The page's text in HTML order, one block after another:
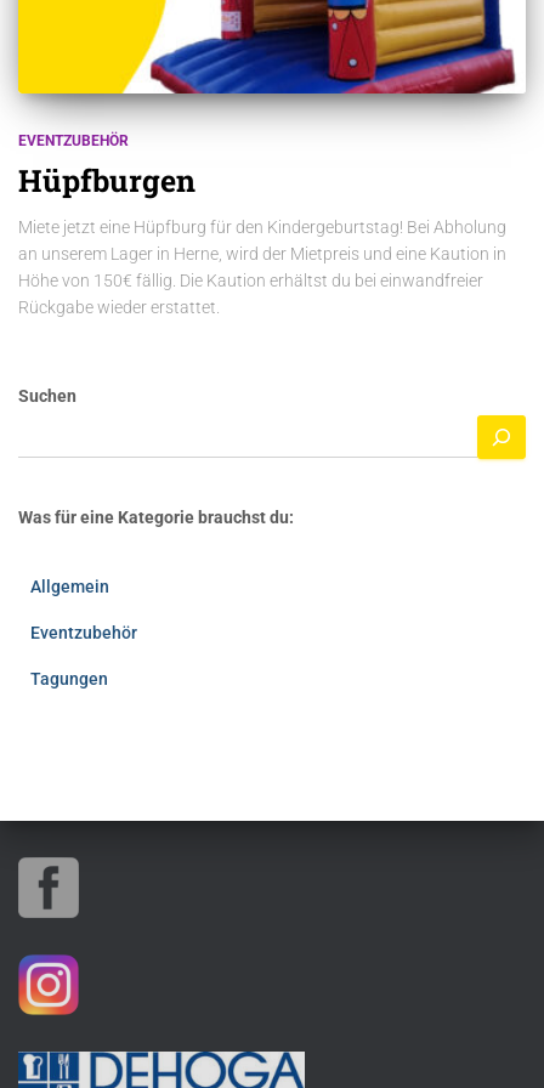
EVENTZUBEHÖR
Hüpfburgen
Miete jetzt eine Hüpfburg für den Kindergeburtstag! Bei Abholung
an unserem Lager in Herne, wird der Mietpreis und eine Kaution in
Höhe von 150€ fällig. Die Kaution erhältst du bei einwandfreier
Rückgabe wieder erstattet.
Suchen
Was für eine Kategorie brauchst du:
Allgemein
Eventzubehör
Tagungen